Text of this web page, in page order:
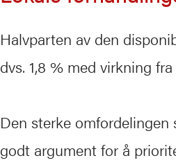
Halvparten av den
dvs. 1,8 % med virkning fra
Den sterke
godt argument for å